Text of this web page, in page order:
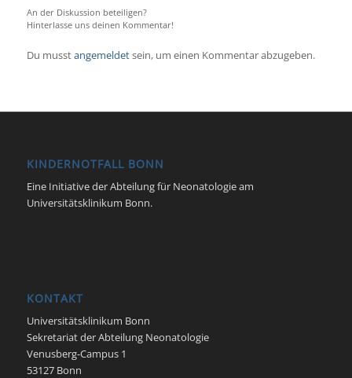
An der Diskussion beteiligen?
Hinterlasse uns deinen Kommentar!
Du musstangemeldetsein, um einen Kommentar abzugeben.
KINDERNOTFALL BONN
Eine Initiative der Abteilung für Neonatologie am
Universitätsklinikum Bonn.
KONTAKT
Universitätsklinikum Bonn
Sekretariat der Abteilung Neonatologie
Venusberg-Campus 1
53127 Bonn